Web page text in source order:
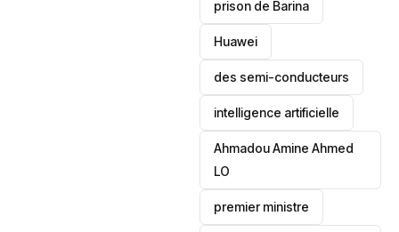
prison de Barina
Huawei
des semi-conducteurs
intelligence artificielle
Ahmadou Amine Ahmed
LO
premier ministre